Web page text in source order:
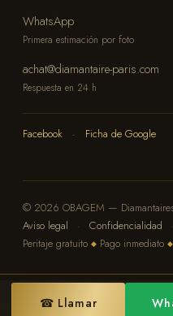
☎ Llamar
WhatsApp
Primera estimación por foto
achat@diamantaire-paris.com
Respuesta en 24 h
Facebook · Ficha de Google
© 2026 OBAGEM —
Aviso legal
· Confidencialidad ·
Peritaje gratuito ◆ Pago inmediato ◆